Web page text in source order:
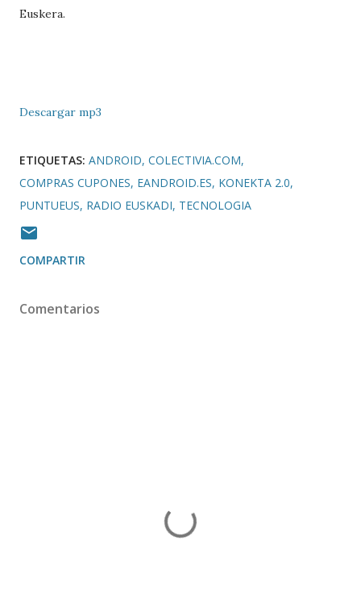
Euskera.
Descargar mp3
ETIQUETAS: ANDROID COLECTIVIA.COM
COMPRAS CUPONES EANDROID.ES KONEKTA 2.0
PUNTUEUS RADIO EUSKADI TECNOLOGIA
COMPARTIR
Comentarios